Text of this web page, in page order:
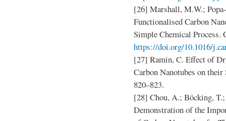
[26] Marshall, M.W.;
Functionalised Carbon
Simple Chemical Process.
https://doi.org/10.1016/
[27] Ramin, C. Effect of
Carbon Nanotubes on
820–823.
[28] Chou, A.; Böcking,
Demonstration of the